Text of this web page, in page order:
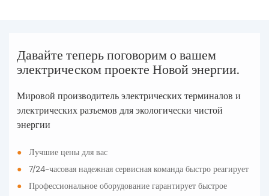
Давайте теперь поговорим о вашем
электрическом проекте Новой энергии.
Мировой производитель электрических терминалов и
электрических разъемов для экологически чистой
энергии
●
Лучшие цены для вас
●
7/24-часовая надежная сервисная команда быстро реагирует
●
Профессиональное оборудование гарантирует быстрое